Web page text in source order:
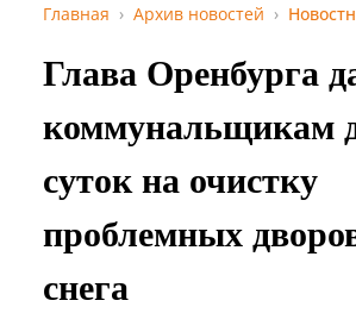
Главная Архив новостей
Глава Оренбурга
коммунальщикам
суток на очистку
проблемных
снега